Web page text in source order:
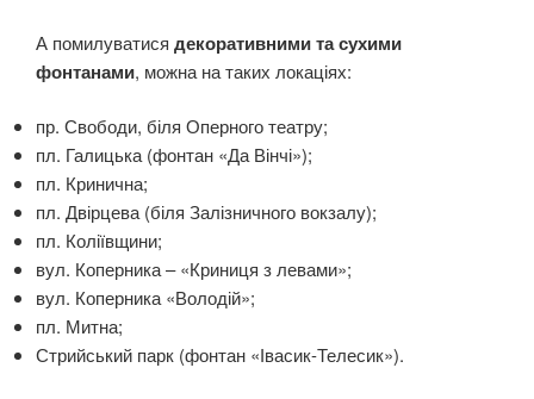
А помилуватися декоративними та сухими
фонтанами, можна на таких локаціях:
пр. Свободи, біля Оперного театру;
пл. Галицька (фонтан «Да Вінчі»);
пл. Кринична;
пл. Двірцева (біля Залізничного вокзалу);
пл. Коліївщини;
вул. Коперника – «Криниця з левами»;
вул. Коперника «Володій»;
пл. Митна;
Стрийський парк (фонтан «Івасик-Телесик»).